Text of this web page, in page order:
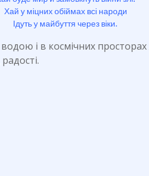
Хай у міцних обіймах всі народи
Ідуть у майбуття через віки.
водою і в космічних